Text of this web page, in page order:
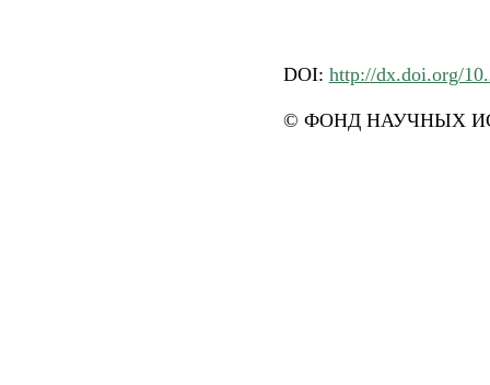
DOI: http://dx.doi.org/
© ФОНД НАУЧНЫХ